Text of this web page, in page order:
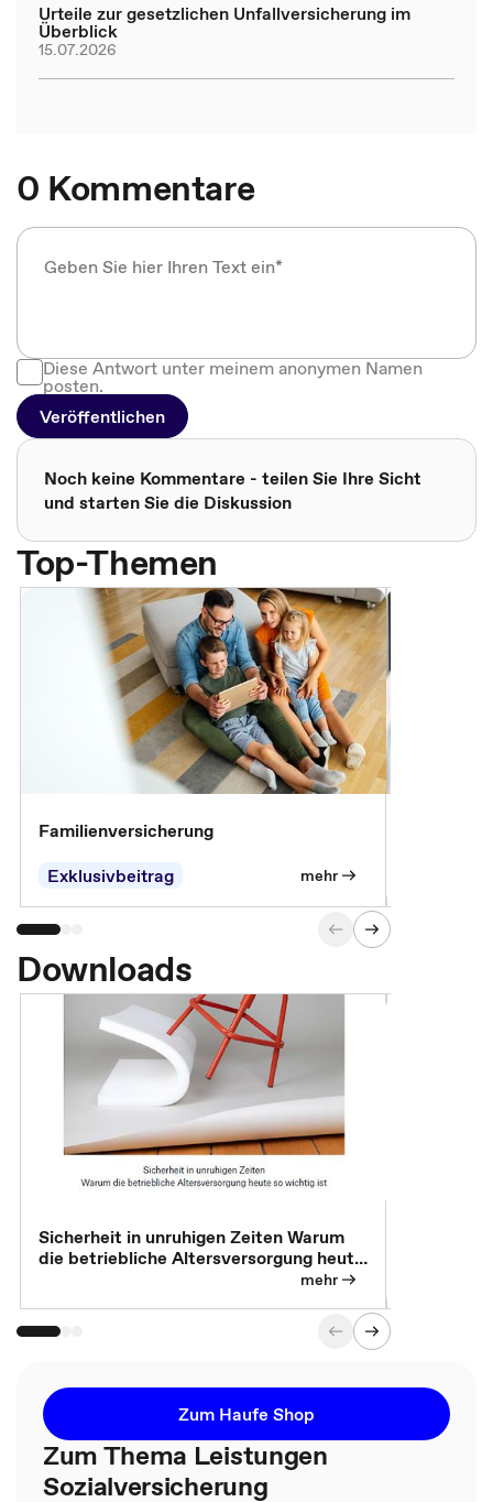
Urteile zur gesetzlichen Unfallversicherung im
Überblick
15.07.2026
0 Kommentare
Diese Antwort unter meinem anonymen Namen
posten.
Veröffentlichen
Noch keine Kommentare - teilen Sie Ihre Sicht
und starten Sie die Diskussion
Top-Themen
Familienversicherung
Exklusivbeitrag
mehr
Downloads
Sicherheit in unruhigen Zeiten Warum
die betriebliche Altersversorgung heute
mehr
Zum Haufe Shop
Zum Thema Leistungen
Sozialversicherung